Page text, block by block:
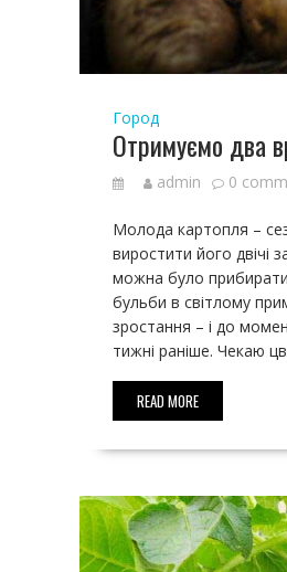
Город
Отримуємо два
admin 0
Молода картопля –
виростити його
можна було прибирати
бульби в світлому
зростання – і до
тижні раніше. Чекаю
READ MORE